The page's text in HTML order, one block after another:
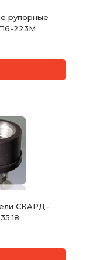
рупорные
223М
СКАРД-